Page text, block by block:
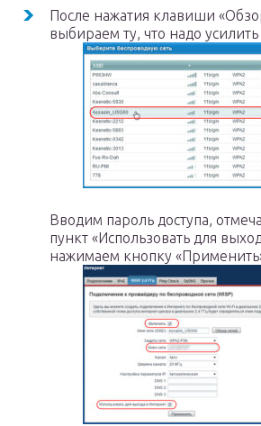
После нажатия клавиши
выбираем ту, что надо
Вводим пароль доступа,
пункт «Использовать для
нажимаем кнопку